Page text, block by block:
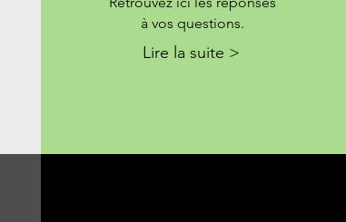
à vos questions.
Lire la suite >